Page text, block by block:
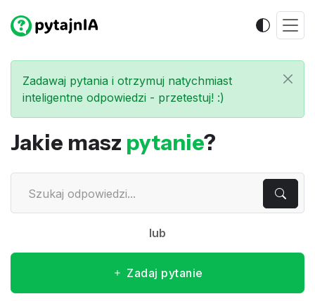
Zadawaj pytania i otrzymuj natychmiast
inteligentne odpowiedzi - przetestuj! :)
Jakie masz pytanie?
lub
Zadaj pytanie